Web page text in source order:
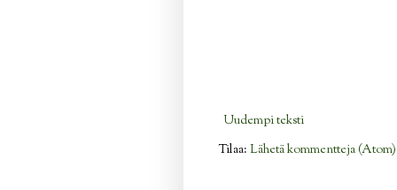
Uudempi teksti
Tilaa: Lähetä kommentteja (Atom)